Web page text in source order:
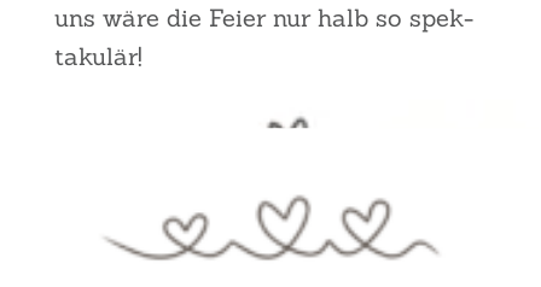
uns wäre die Fei­er nur halb so spek­
ta­ku­lär!